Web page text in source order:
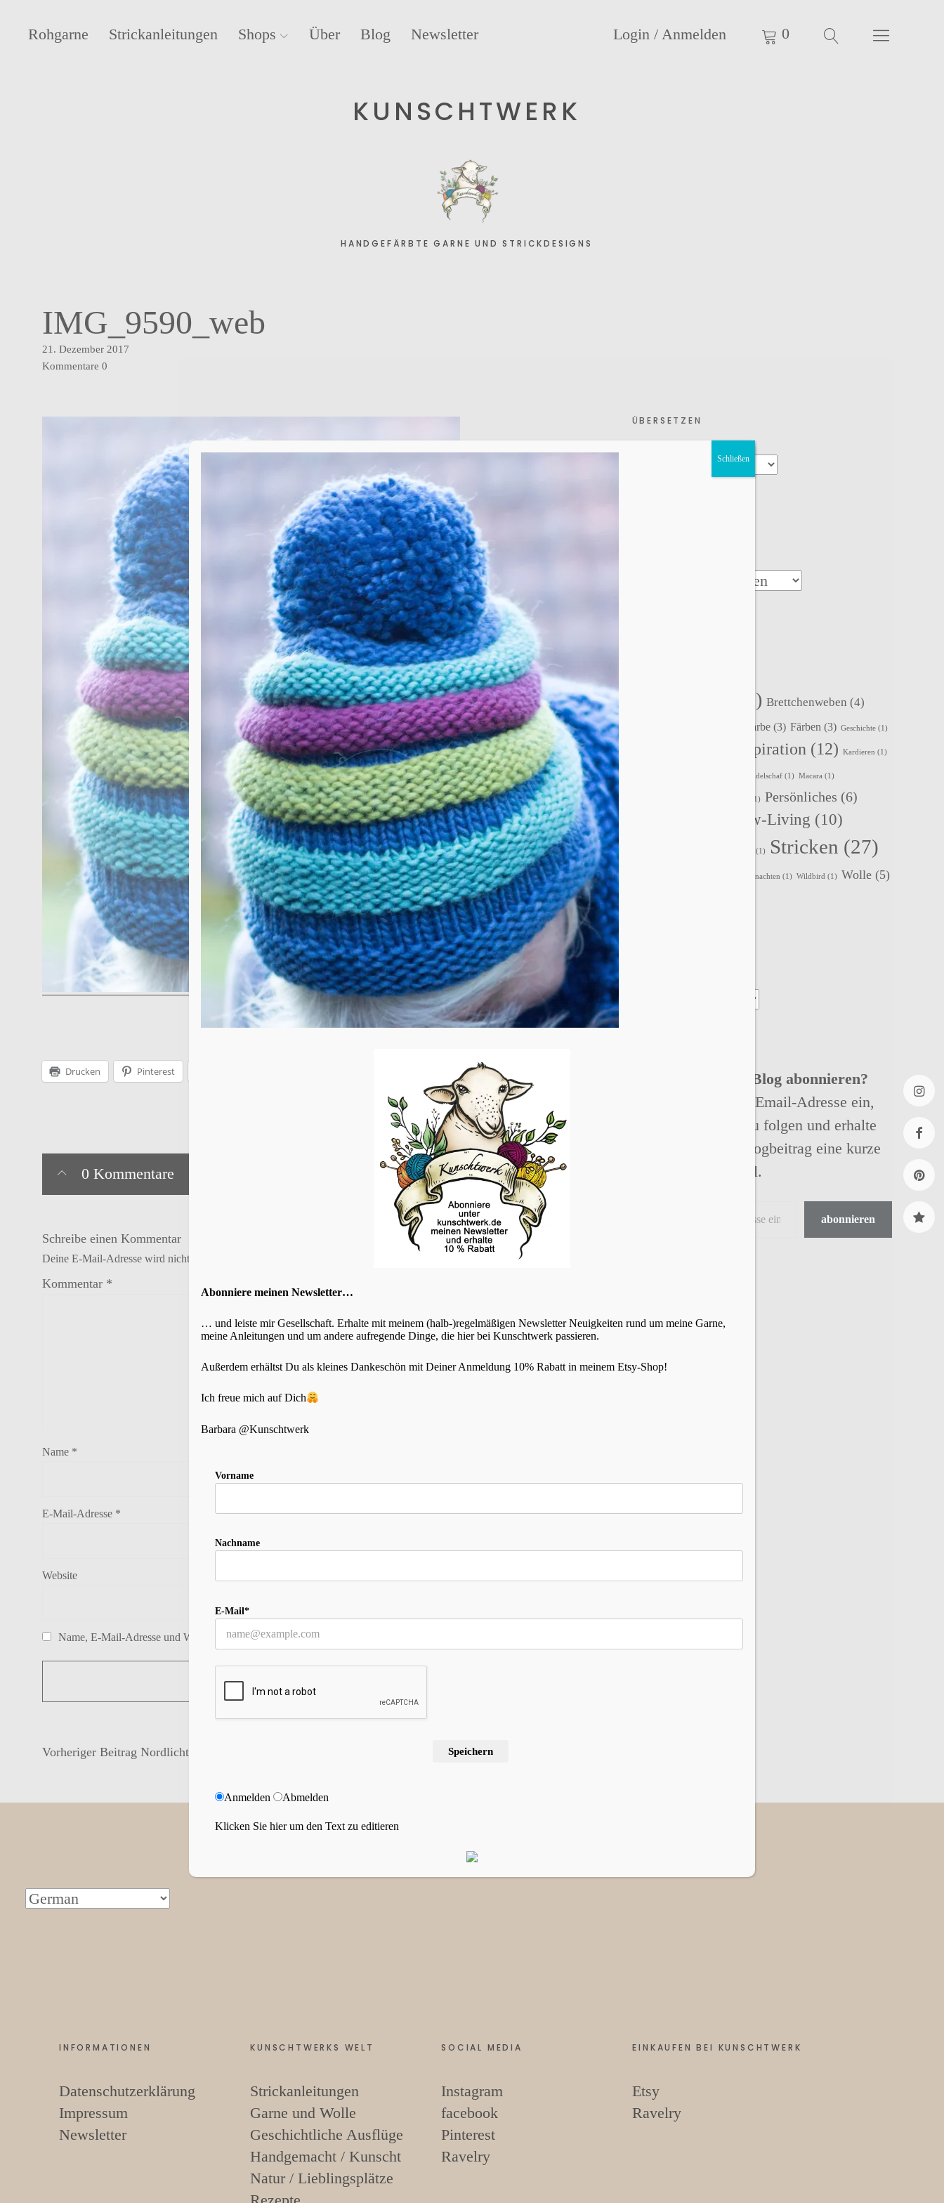
Rohgarne Strickanleitungen Shops Über Blog Newsletter
KUNSCHTWERK
HANDGEFÄRBTE GARNE UND STRICKDESIGNS
Login / Anmelden 0
IMG_9590_web
21. Dezember 2017
Kommentare 0
Drucken Pinterest
0 Kommentare
Schreibe einen Kommentar
Deine E-Mail-Adresse wird nicht veröffentlicht.
Kommentar *
Name *
E-Mail-Adresse *
Website
Name, E-Mail-Adresse und Website in diesem Browser für meinen nächsten Kommentar speichern.
Vorheriger Beitrag Nordlicht-Mütze ist online
ÜBERSETZEN
(22) Brettchenweben (4)
Farbe(3) Färben (3) Geschichte(1)
Inspiration (12) Kardieren (1)
Lavendelschaf(1) Macara (1)
(1) Persönliches (6)
Slow-Living (10)
(1) Stricken (27)
Weihnachten (1) Wildbird (1) Wolle(5)
Willst Du meinen Blog abonnieren?
Gibt einfach Deine Email-Adresse ein,
um meinem Blog zu folgen und erhalte
bei jedem neuen Blogbeitrag eine kurze
Nachricht per Email.
abonnieren
INFORMATIONEN
Datenschutzerklärung
Impressum
Newsletter
KUNSCHTWERKS WELT
Strickanleitungen
Garne und Wolle
Geschichtliche Ausflüge
Handgemacht / Kunscht
Natur / Lieblingsplätze
SOCIAL MEDIA
Instagram
facebook
Pinterest
Ravelry
EINKAUFEN BEI KUNSCHTWERK
Etsy
Ravelry
Abonniere meinen Newsletter…
… und leiste mir Gesellschaft. Erhalte mit meinem (halb-)regelmäßigen Newsletter Neuigkeiten rund um meine Garne,
meine Anleitungen und um andere aufregende Dinge, die hier bei Kunschtwerk passieren.
Außerdem erhältst Du als kleines Dankeschön mit Deiner Anmeldung 10% Rabatt in meinem Etsy-Shop!
Ich freue mich auf Dich
Barbara @Kunschtwerk
Vorname
Nachname
E-Mail*
Speichern
Anmelden Abmelden
Klicken Sie hier um den Text zu editieren
Schließen